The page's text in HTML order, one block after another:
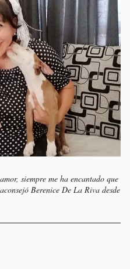
siempre me ha encantado que
Berenice De La Riva desde